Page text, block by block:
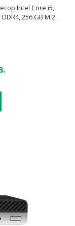
Intel Core i5,
256 GB M.2